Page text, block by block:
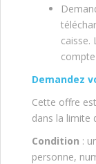
caisse.
Demandez
Cette offre
dans la limite
Condition :
personne,